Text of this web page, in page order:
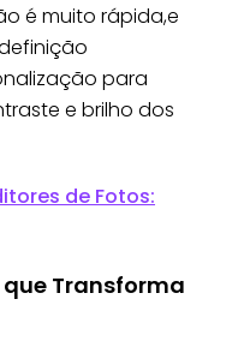
é muito rápida,e
para
e brilho dos
de Fotos:
Transforma